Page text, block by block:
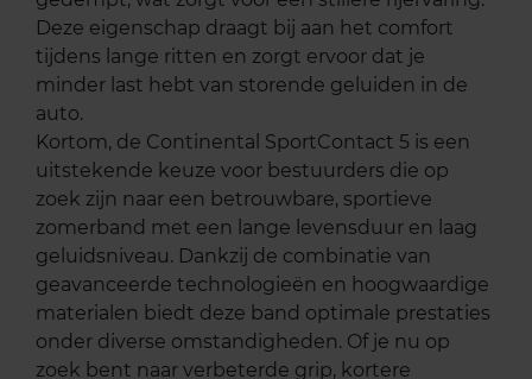
Deze eigenschap draagt bij aan het comfort
tijdens lange ritten en zorgt ervoor dat je
minder last hebt van storende geluiden in de
auto.
Kortom, de Continental SportContact 5 is een
uitstekende keuze voor bestuurders die op
zoek zijn naar een betrouwbare, sportieve
zomerband met een lange levensduur en laag
geluidsniveau. Dankzij de combinatie van
geavanceerde technologieën en hoogwaardige
materialen biedt deze band optimale prestaties
onder diverse omstandigheden. Of je nu op
zoek bent naar verbeterde grip, kortere